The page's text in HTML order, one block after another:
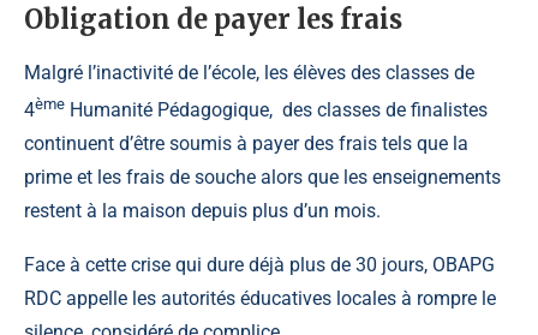
Obligation de payer les frais
Malgré l’inactivité de l’école, les élèves des classes de
4ème Humanité Pédagogique, des classes de finalistes
continuent d’être soumis à payer des frais tels que la
prime et les frais de souche alors que les enseignements
restent à la maison depuis plus d’un mois.
Face à cette crise qui dure déjà plus de 30 jours, OBAPG
RDC appelle les autorités éducatives locales à rompre le